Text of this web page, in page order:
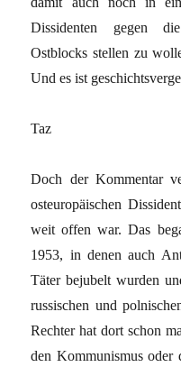
Dissidenten gegen
Ostblocks stellen zu
Und es ist
Taz
Doch der Kommentar
osteuropäischen
weit offen war. Das
1953, in denen auch
Täter bejubelt wurden
russischen und
Rechter hat dort schon
den Kommunismus oder